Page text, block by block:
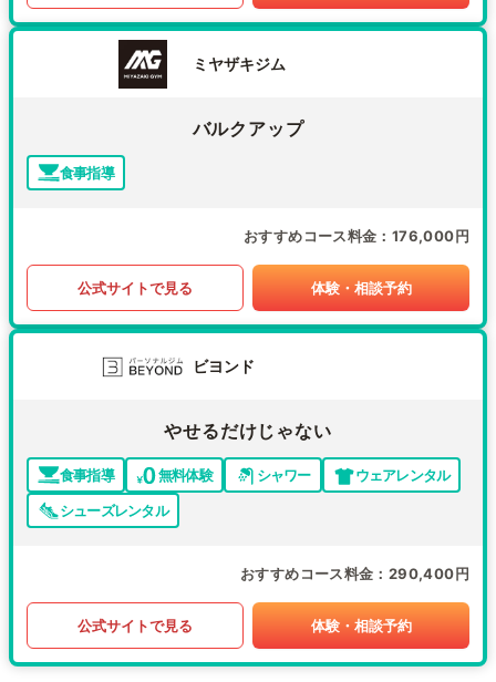
ミヤザキジム
バルクアップ
食事指導
おすすめコース料金 176,000円
公式サイトで見る 体験・相談予約
ビヨンド
やせるだけじゃない
食事指導 無料体験 シャワー
ウェアレンタル
シューズレンタル
おすすめコース料金 290,400円
公式サイトで見る 体験・相談予約